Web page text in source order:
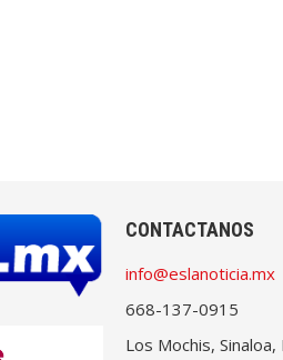
CONTACTANOS
info@eslanoticia.mx
668-137-0915
Los Mochis, Sinaloa,